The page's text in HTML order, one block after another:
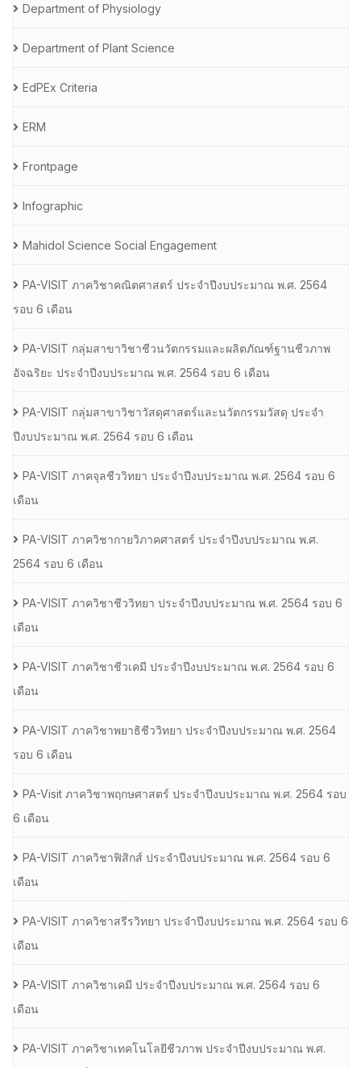
Department of Physiology
Department of Plant Science
EdPEx Criteria
ERM
Frontpage
Infographic
Mahidol Science Social Engagement
PA-VISIT ภาควิชาคณิตศาสตร์ ประจำปีงบประมาณ พ.ศ. 2564
รอบ 6 เดือน
PA-VISIT กลุ่มสาขาวิชาชีวนวัตกรรมและผลิตภัณฑ์ฐานชีวภาพ
อัจฉริยะ ประจำปีงบประมาณ พ.ศ. 2564 รอบ 6 เดือน
PA-VISIT กลุ่มสาขาวิชาวัสดุศาสตร์และนวัตกรรมวัสดุ ประจำ
ปีงบประมาณ พ.ศ. 2564 รอบ 6 เดือน
PA-VISIT ภาคจุลชีววิทยา ประจำปีงบประมาณ พ.ศ. 2564 รอบ 6
เดือน
PA-VISIT ภาควิชากายวิภาคศาสตร์ ประจำปีงบประมาณ พ.ศ.
2564 รอบ 6 เดือน
PA-VISIT ภาควิชาชีววิทยา ประจำปีงบประมาณ พ.ศ. 2564 รอบ 6
เดือน
PA-VISIT ภาควิชาชีวเคมี ประจำปีงบประมาณ พ.ศ. 2564 รอบ 6
เดือน
PA-VISIT ภาควิชาพยาธิชีววิทยา ประจำปีงบประมาณ พ.ศ. 2564
รอบ 6 เดือน
PA-Visit ภาควิชาพฤกษศาสตร์ ประจำปีงบประมาณ พ.ศ. 2564 รอบ
6 เดือน
PA-VISIT ภาควิชาฟิสิกส์ ประจำปีงบประมาณ พ.ศ. 2564 รอบ 6
เดือน
PA-VISIT ภาควิชาสรีรวิทยา ประจำปีงบประมาณ พ.ศ. 2564 รอบ 6
เดือน
PA-VISIT ภาควิชาเคมี ประจำปีงบประมาณ พ.ศ. 2564 รอบ 6
เดือน
PA-VISIT ภาควิชาเทคโนโลยีชีวภาพ ประจำปีงบประมาณ พ.ศ.